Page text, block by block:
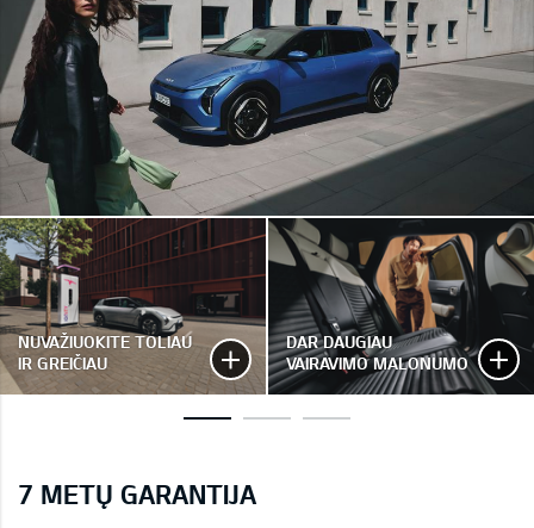
NUVAŽIUOKITE TOLIAU
IR GREIČIAU
DAR DAUGIAU
VAIRAVIMO MALONUMO
7 METŲ GARANTIJA